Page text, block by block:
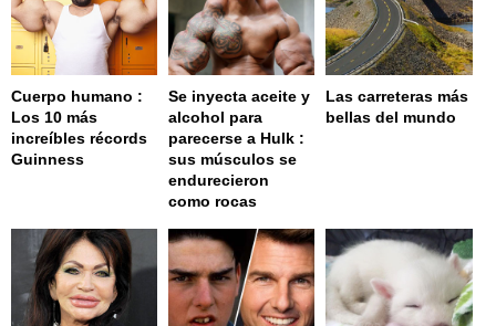
Cuerpo humano :
Los 10 más
increíbles récords
Guinness
Se inyecta aceite y
alcohol para
parecerse a Hulk :
sus músculos se
endurecieron
como rocas
Las carreteras más
bellas del mundo